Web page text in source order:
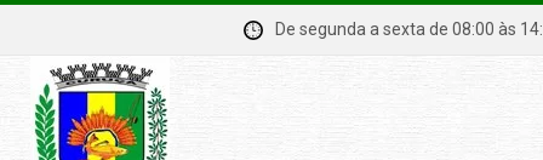
De segunda a sexta de 08:00